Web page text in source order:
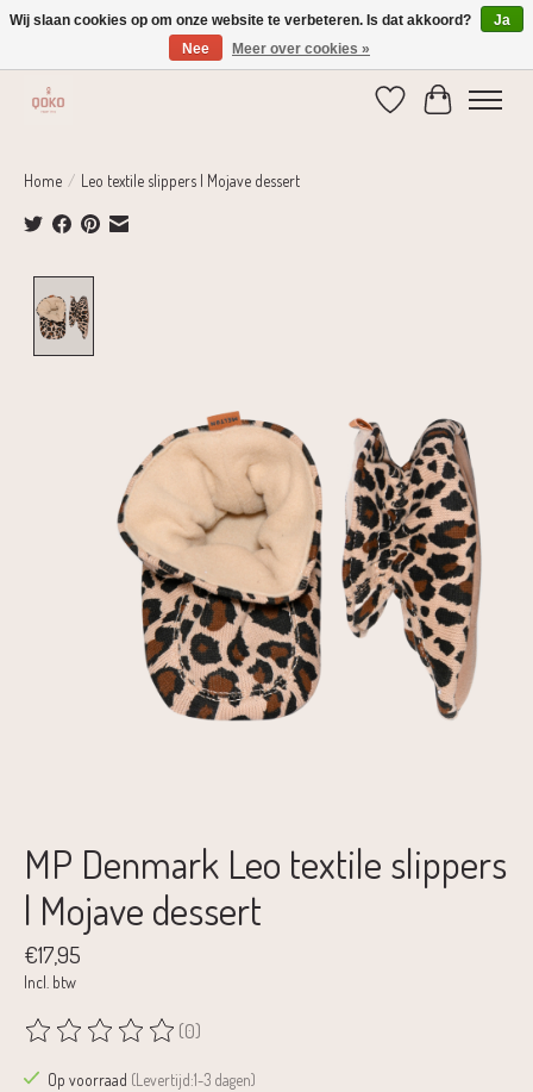
Verzending 1-2 dagen | Gratis verzending vanaf € 75,-
Verlanglijst
Home / Leo textile slippers | Mojave dessert
MP Denmark Leo textile slippers
| Mojave dessert
€17,95
Incl. btw
De beoordeling van dit product is
(0)
Op voorraad (Levertijd:1-3 dagen)
Wij slaan cookies op om onze website te verbeteren. Is dat akkoord?
Ja
Nee
Meer over cookies »